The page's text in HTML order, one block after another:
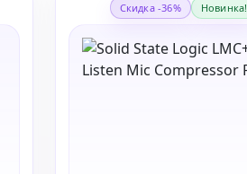
Скидка -36% Новинка!